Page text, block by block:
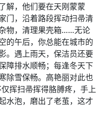
解，他们要在天刚蒙蒙
门，沿着路段挥动扫帚清
物，清理果壳箱……无论
的午后，你总能在城市的
。遇上雨天，保洁员还要
障排水顺畅；每逢冬天下
除雪保畅。高艳丽对此也
挥扫帚挥得胳膊疼，手上
水泡，磨出了老茧，这才